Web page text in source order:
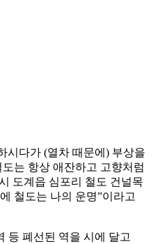
시다가 (열차 때문에) 부상을
는 항상 애잔하고 고향처럼
도계읍 심포리 철도 건널목
철도는 나의 운명”이라고
등 폐선된 역을 시에 달고